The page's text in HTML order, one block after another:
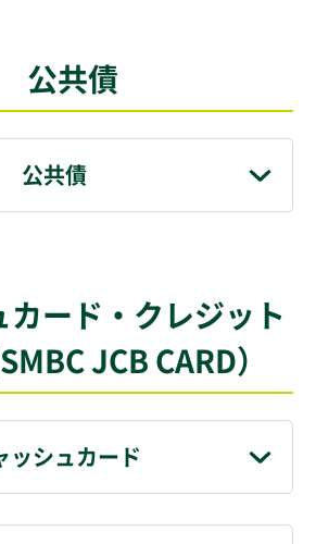
公共債
公共債
カード・クレジット
JCB CARD）
ッシュカード